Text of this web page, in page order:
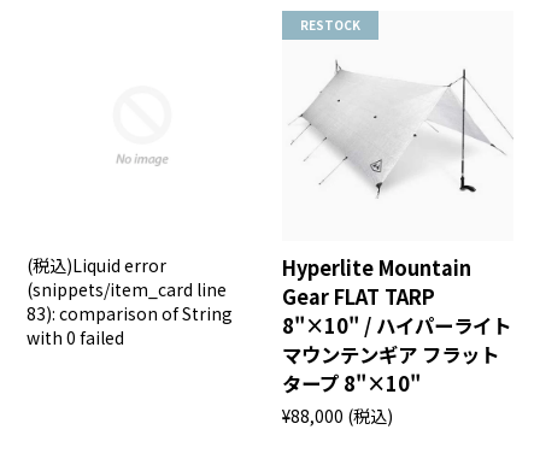
(税込)Liquid error
(snippets/item_card line
83): comparison of String
with 0 failed
RESTOCK
Hyperlite Mountain
Gear FLAT TARP
8"×10" / ハイパーライト
マウンテンギア フラット
タープ 8"×10"
¥88,000 (税込)